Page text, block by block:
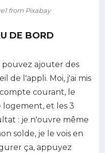
from Pixabay
DE BORD
pouvez ajouter des
de l'appli. Moi, j'ai mis
courant, le
et les 3
: je n'ouvre même
solde, je le vois en
ça, appuyez